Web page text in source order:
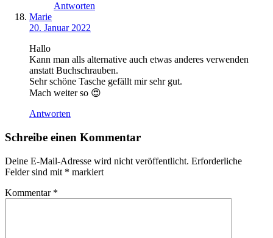
Antworten
Marie
20. Januar 2022
Hallo
Kann man alls alternative auch etwas anderes verwenden
anstatt Buchschrauben.
Sehr schöne Tasche gefällt mir sehr gut.
Mach weiter so 😍
Antworten
Schreibe einen Kommentar
Deine E-Mail-Adresse wird nicht veröffentlicht. Erforderliche
Felder sind mit * markiert
Kommentar *